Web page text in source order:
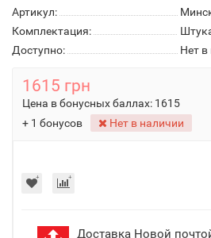
Артикул:
Комплектация:
Доступно:
Нет в
1615 грн
Цена в бонусных баллах: 1615
+ 1 бонусов
Нет в наличии
Доставка Новой